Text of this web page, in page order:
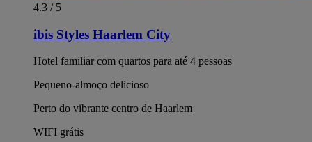
4.3 / 5
ibis Styles Haarlem City
Hotel familiar com quartos para até 4 pessoas
Pequeno-almoço delicioso
Perto do vibrante centro de Haarlem
WIFI grátis